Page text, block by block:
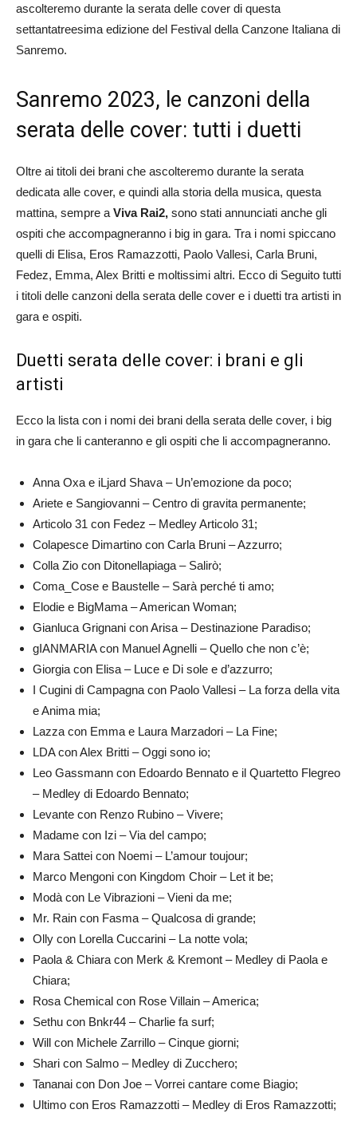
ascolteremo durante la serata delle cover di questa
settantatreesima edizione del Festival della Canzone Italiana di
Sanremo.
Sanremo 2023, le canzoni della
serata delle cover: tutti i duetti
Oltre ai titoli dei brani che ascolteremo durante la serata
dedicata alle cover, e quindi alla storia della musica, questa
mattina, sempre a Viva Rai2, sono stati annunciati anche gli
ospiti che accompagneranno i big in gara. Tra i nomi spiccano
quelli di Elisa, Eros Ramazzotti, Paolo Vallesi, Carla Bruni,
Fedez, Emma, Alex Britti e moltissimi altri. Ecco di Seguito tutti
i titoli delle canzoni della serata delle cover e i duetti tra artisti in
gara e ospiti.
Duetti serata delle cover: i brani e gli
artisti
Ecco la lista con i nomi dei brani della serata delle cover, i big
in gara che li canteranno e gli ospiti che li accompagneranno.
Anna Oxa e iLjard Shava – Un’emozione da poco;
Ariete e Sangiovanni – Centro di gravita permanente;
Articolo 31 con Fedez – Medley Articolo 31;
Colapesce Dimartino con Carla Bruni – Azzurro;
Colla Zio con Ditonellapiaga – Salirò;
Coma_Cose e Baustelle – Sarà perché ti amo;
Elodie e BigMama – American Woman;
Gianluca Grignani con Arisa – Destinazione Paradiso;
gIANMARIA con Manuel Agnelli – Quello che non c’è;
Giorgia con Elisa – Luce e Di sole e d’azzurro;
I Cugini di Campagna con Paolo Vallesi – La forza della vita
e Anima mia;
Lazza con Emma e Laura Marzadori – La Fine;
LDA con Alex Britti – Oggi sono io;
Leo Gassmann con Edoardo Bennato e il Quartetto Flegreo
– Medley di Edoardo Bennato;
Levante con Renzo Rubino – Vivere;
Madame con Izi – Via del campo;
Mara Sattei con Noemi – L’amour toujour;
Marco Mengoni con Kingdom Choir – Let it be;
Modà con Le Vibrazioni – Vieni da me;
Mr. Rain con Fasma – Qualcosa di grande;
Olly con Lorella Cuccarini – La notte vola;
Paola & Chiara con Merk & Kremont – Medley di Paola e
Chiara;
Rosa Chemical con Rose Villain – America;
Sethu con Bnkr44 – Charlie fa surf;
Will con Michele Zarrillo – Cinque giorni;
Shari con Salmo – Medley di Zucchero;
Tananai con Don Joe – Vorrei cantare come Biagio;
Ultimo con Eros Ramazzotti – Medley di Eros Ramazzotti;